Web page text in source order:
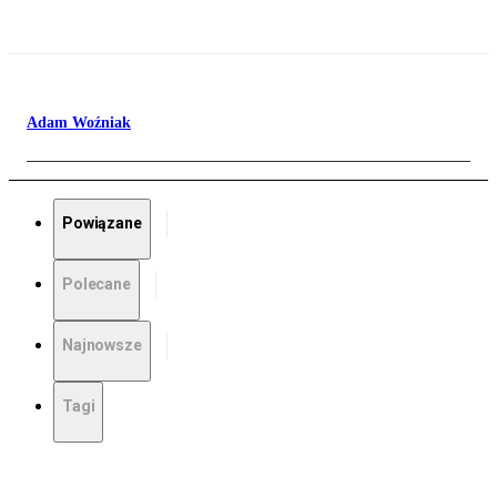
Adam Woźniak
Powiązane
Polecane
Najnowsze
Tagi